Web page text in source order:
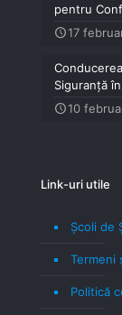
pentru
17
Siguranță
10
Link-uri utile
Școli de
Termeni
Politică